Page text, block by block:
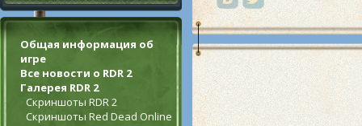
Общая информация об
игре
Все новости о RDR 2
Галерея RDR 2
Скриншоты RDR 2
Скриншоты Red Dead Online